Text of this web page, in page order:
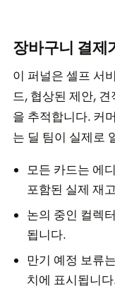
장바구니 결제
이 퍼널은 셀프 서
드, 협상된 제안,
을 추적합니다. 커
는 딜 팀이 실제로
모든 카드는 에
포함된 실제 재
논의 중인 컬렉
됩니다.
만기 예정 보류
치에 표시됩니